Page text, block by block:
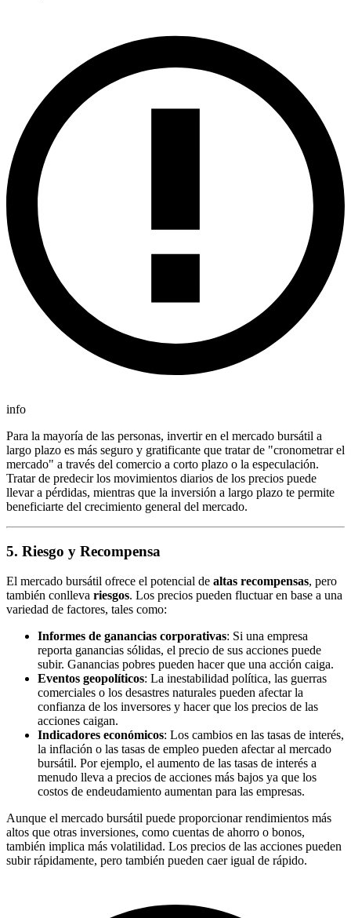
info
Para la mayoría de las personas, invertir en el mercado bursátil a
largo plazo es más seguro y gratificante que tratar de "cronometrar el
mercado" a través del comercio a corto plazo o la especulación.
Tratar de predecir los movimientos diarios de los precios puede
llevar a pérdidas, mientras que la inversión a largo plazo te permite
beneficiarte del crecimiento general del mercado.
5. Riesgo y Recompensa
El mercado bursátil ofrece el potencial de altas recompensas, pero
también conlleva riesgos. Los precios pueden fluctuar en base a una
variedad de factores, tales como:
Informes de ganancias corporativas: Si una empresa
reporta ganancias sólidas, el precio de sus acciones puede
subir. Ganancias pobres pueden hacer que una acción caiga.
Eventos geopolíticos: La inestabilidad política, las guerras
comerciales o los desastres naturales pueden afectar la
confianza de los inversores y hacer que los precios de las
acciones caigan.
Indicadores económicos: Los cambios en las tasas de interés,
la inflación o las tasas de empleo pueden afectar al mercado
bursátil. Por ejemplo, el aumento de las tasas de interés a
menudo lleva a precios de acciones más bajos ya que los
costos de endeudamiento aumentan para las empresas.
Aunque el mercado bursátil puede proporcionar rendimientos más
altos que otras inversiones, como cuentas de ahorro o bonos,
también implica más volatilidad. Los precios de las acciones pueden
subir rápidamente, pero también pueden caer igual de rápido.